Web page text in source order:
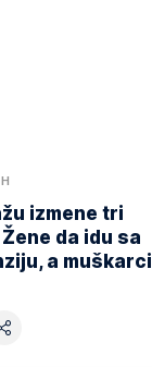
izmene tri
da idu sa
a muškarci